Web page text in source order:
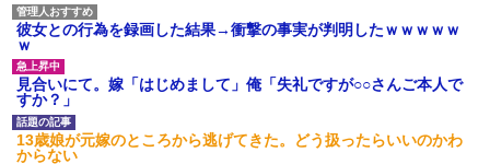
彼女との行為を録画した結果→衝撃の事実が判明したｗｗｗｗｗ
ｗ
見合いにて。嫁「はじめまして」俺「失礼ですが○○さんご本人で
すか？」
13歳娘が元嫁のところから逃げてきた。どう扱ったらいいのかわ
からない